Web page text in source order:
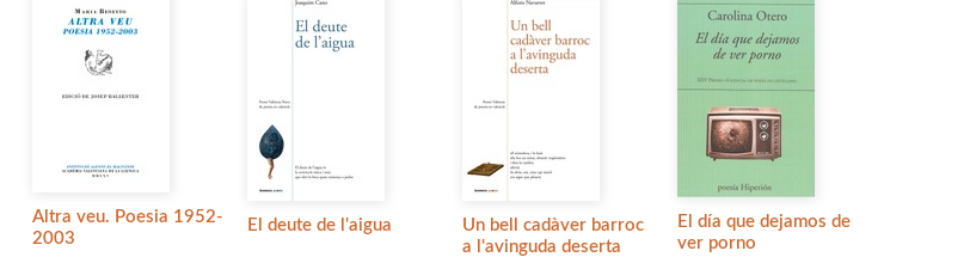
Altra veu. Poesia 1952-
2003
El deute de l'aigua
Un bell cadàver barroc
a l'avinguda deserta
El día que dejamos de
ver porno